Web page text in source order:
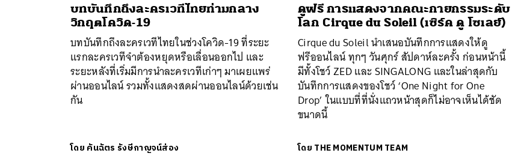
บทบันทึกถึงละครเวทีไทยท่ามกลาง
วิกฤตโควิด-19
บทบันทึกถึงละครเวทีไทยในช่วงโควิด-19 ที่ระยะ
แรกละครเวทีจำต้องหยุดหรือเลื่อนออกไป และ
ระยะหลังที่เริ่มมีการนำละครเวทีเก่าๆ มาเผยแพร่
ผ่านออนไลน์​ รวมทั้งแสดงสดผ่านออนไลน์ด้วยเช่น
กัน
โดย คันฉัตร รังษีกาญจน์ส่อง
ดูฟรี การแสดงจากคณะกายกรรมระดับ
โลก Cirque du Soleil (เซิร์ค ดู โซเลย์)
Cirque du Soleil นำเสนอบันทึกการแสดงให้ดู
ฟรีออนไลน์ ทุกๆ วันศุกร์ สัปดาห์ละครั้ง ก่อนหน้านี้
มีทั้งโชว์ ZED และ SINGALONG และในล่าสุดกับ
บันทึกการแสดงของโชว์ ‘One Night for One
Drop’ ในแบบที่ที่นั่งแถวหน้าสุดก็ไม่อาจเห็นได้ชัด
ขนาดนี้
โดย THE MOMENTUM TEAM